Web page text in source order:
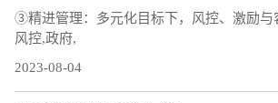
③精进管理：多元化目标下，风控、激励与
风控,政府,
2023-08-04